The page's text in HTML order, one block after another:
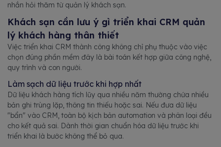
nhắn hỏi thăm từ quản lý khách sạn.
Khách sạn cần lưu ý gì triển khai CRM quản
lý khách hàng thân thiết
Việc triển khai CRM thành công không chỉ phụ thuộc vào việc
chọn đúng phần mềm đây là bài toán kết hợp giữa công nghệ,
quy trình và con người.
Làm sạch dữ liệu trước khi hợp nhất
Dữ liệu khách hàng tích lũy qua nhiều năm thường chứa nhiều
bản ghi trùng lặp, thông tin thiếu hoặc sai. Nếu đưa dữ liệu
"bẩn" vào CRM, toàn bộ kịch bản automation và phân loại đều
cho kết quả sai. Dành thời gian chuẩn hóa dữ liệu trước khi
triển khai là bước không thể bỏ qua.